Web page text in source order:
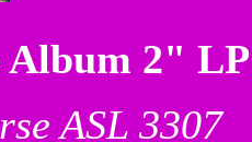
Album 2" LP
ASL 3307